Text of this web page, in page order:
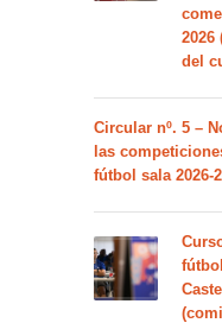
2026
del
Circular nº. 5 –
las
fútbol sala 2026-